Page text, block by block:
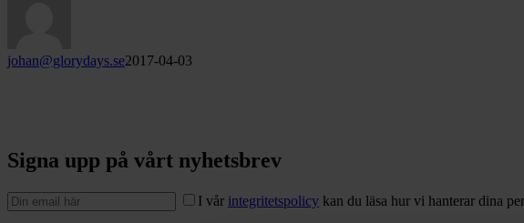
johan@glorydays.se2017-04-03
Signa upp på vårt nyhetsbrev
I vår integritetspolicy kan du läsa hur vi hanterar dina